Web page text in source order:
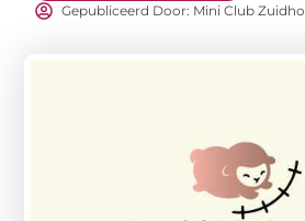
Gepubliceerd Door: Mini Club